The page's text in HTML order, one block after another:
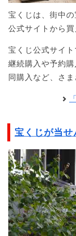
宝くじは、街中
公式サイトから買
宝くじ公式サイ
継続購入や予約
同購入など、さ
宝くじが当